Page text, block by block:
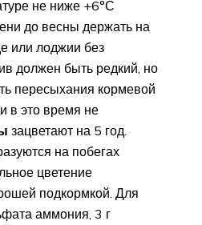
не ниже +6°С
до весны держать на
или лоджии без
должен быть редкий, но
пересыхания кормевой
в это время не
зацветают на 5 год.
на побегах
цветение
подкормкой. Для
аммония, 3 г